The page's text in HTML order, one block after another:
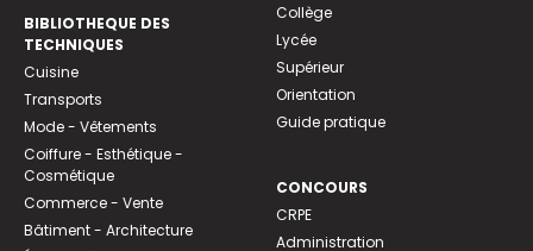
BIBLIOTHEQUE DES
TECHNIQUES
Cuisine
Transports
Mode - Vêtements
Coiffure - Esthétique -
Cosmétique
Commerce - Vente
Bâtiment - Architecture
Collège
Lycée
Supérieur
Orientation
Guide pratique
CONCOURS
CRPE
Administration